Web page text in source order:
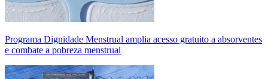
Programa Dignidade Menstrual amplia acesso gratuito a absorventes
e combate a pobreza menstrual